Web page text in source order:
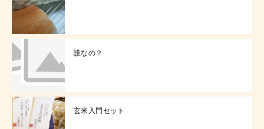
誰なの？
玄米入門セット